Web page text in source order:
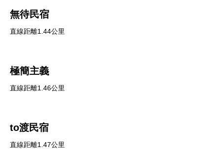
無待民宿
直線距離1.44公里
極簡主義
直線距離1.46公里
to渡民宿
直線距離1.47公里